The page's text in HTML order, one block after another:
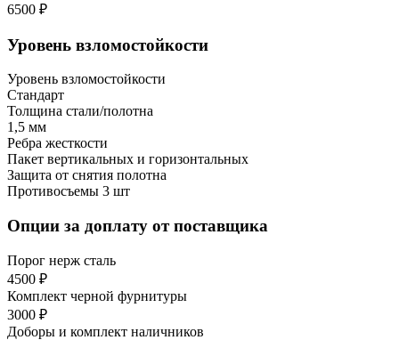
6500 ₽
Уровень взломостойкости
Уровень взломостойкости
Стандарт
Толщина стали/полотна
1,5 мм
Ребра жесткости
Пакет вертикальных и горизонтальных
Защита от снятия полотна
Противосъемы 3 шт
Опции за доплату от поставщика
Порог нерж сталь
4500 ₽
Комплект черной фурнитуры
3000 ₽
Доборы и комплект наличников